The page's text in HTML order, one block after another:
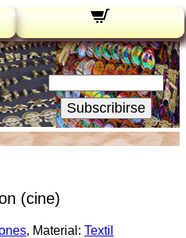
Novedades:
Su Email:
Subscribirse
(cine)
, Material: Textil